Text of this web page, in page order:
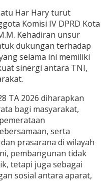
Har Hary turut
Komisi IV DPRD Kota
Kehadiran unsur
dukungan terhadap
selama ini memiliki
sinergi antara TNI,
TA 2026 diharapkan
bagi masyarakat,
serta
prasarana di wilayah
pembangunan tidak
tetapi juga sebagai
sosial antara aparat,